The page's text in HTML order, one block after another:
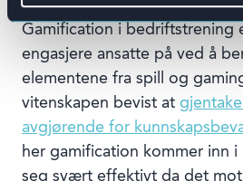
Gamification i bedriftstrening
engasjere ansatte på ved å
elementene fra spill og
vitenskapen bevist at
avgjørende for
her gamification kommer inn
seg svært effektivt da det